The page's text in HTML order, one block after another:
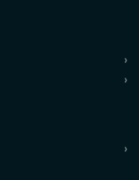
›
›
›